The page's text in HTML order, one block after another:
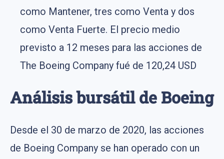
como Mantener, tres como Venta y dos
como Venta Fuerte. El precio medio
previsto a 12 meses para las acciones de
The Boeing Company fué de 120,24 USD
Análisis bursátil de Boeing
Desde el 30 de marzo de 2020, las acciones
de Boeing Company se han operado con un